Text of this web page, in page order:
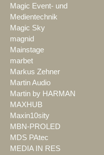
Magic Event- und
Medientechnik
Magic Sky
magnid
Mainstage
marbet
Markus Zehner
Martin Audio
Martin by HARMAN
MAXHUB
Maxin10sity
MBN-PROLED
MDS PAtec
MEDIA IN RES